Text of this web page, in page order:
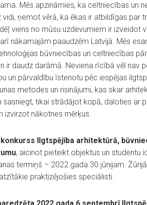
Mēs apzināmies, ka celtniecības un
vidi, ņemot vērā, ka ēkas ir atbildīgas par
viens no mūsu uzdevumiem ir izveidot
nākamajām paaudzēm Latvijā. Mēs
būvniecības un celtniecības
ir daudz darāmā. Neviena rīcībā vēl nav
un pārvaldību īstenotu pēc iespējas
metodes un risinājumi, kas skar
sasniegt, tikai strādājot kopā, daloties ar
izvirzot nākotnes mērķus.
Ilgtspējība arhitektūrā,
, aicinot pieteikt objektus un studentu
termiņš – 2022.gada 30.jūnijam.
praktizējošies speciālisti.